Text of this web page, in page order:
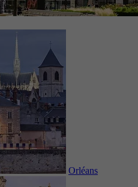
Orléans